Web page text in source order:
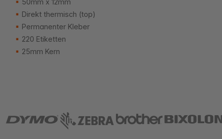
50mm x 12mm
Direkt thermisch (top)
Permanenter Kleber
220 Etiketten
25mm Kern